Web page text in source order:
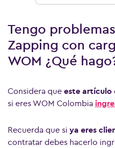
Tengo
Zapping con
WOM ¿Qué
Considera que este artículo
si eres WOM Colombia
Recuerda que si ya eres
contratar debes hacerlo